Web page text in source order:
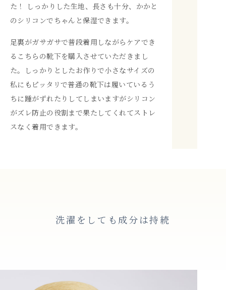
た！ しっかりした生地、長さも十分、かかと
のシリコンでちゃんと保湿できます。
足裏がガサガサで普段着用しながらケアでき
るこちらの靴下を購入させていただきまし
た。しっかりとしたお作りで小さなサイズの
私にもピッタリで普通の靴下は履いているう
ちに踵がずれたりしてしまいますがシリコン
がズレ防止の役割まで果たしてくれてストレ
スなく着用できます。
洗濯をしても成分は持続